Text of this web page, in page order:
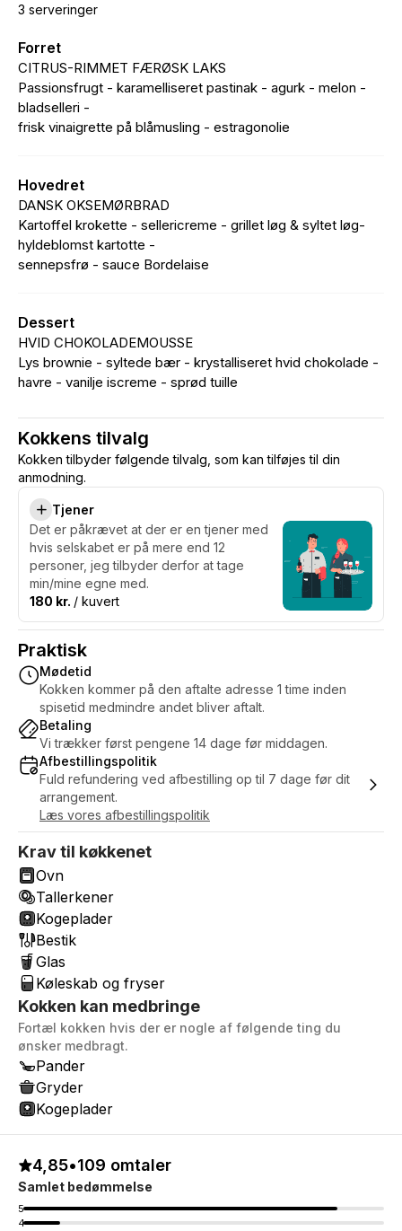
3 serveringer
Forret
CITRUS-RIMMET FÆRØSK LAKS
Passionsfrugt - karamelliseret pastinak - agurk - melon -
bladselleri -
frisk vinaigrette på blåmusling - estragonolie
Hovedret
DANSK OKSEMØRBRAD
Kartoffel krokette - sellericreme - grillet løg & syltet løg-
hyldeblomst kartotte -
sennepsfrø - sauce Bordelaise
Dessert
HVID CHOKOLADEMOUSSE
Lys brownie - syltede bær - krystalliseret hvid chokolade -
havre - vanilje iscreme - sprød tuille
Kokkens tilvalg
Kokken tilbyder følgende tilvalg, som kan tilføjes til din
anmodning.
Tjener
Det er påkrævet at der er en tjener med
hvis selskabet er på mere end 12
personer, jeg tilbyder derfor at tage
min/mine egne med.
180 kr. / kuvert
Praktisk
Mødetid
Kokken kommer på den aftalte adresse 1 time inden
spisetid medmindre andet bliver aftalt.
Betaling
Vi trækker først pengene 14 dage før middagen.
Afbestillingspolitik
Fuld refundering ved afbestilling op til 7 dage før dit
arrangement.
Læs vores afbestillingspolitik
Krav til køkkenet
Ovn
Tallerkener
Kogeplader
Bestik
Glas
Køleskab og fryser
Kokken kan medbringe
Fortæl kokken hvis der er nogle af følgende ting du
ønsker medbragt.
Pander
Gryder
Kogeplader
4,85•109 omtaler
Samlet bedømmelse
5
4